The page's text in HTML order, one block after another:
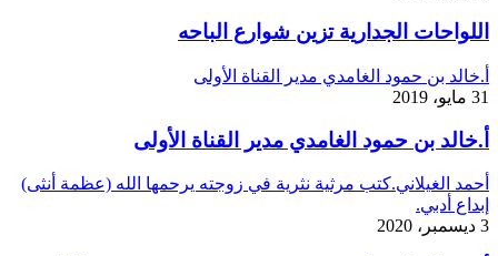
اللواحات الجدارية تزين شوارع الباحه
أ.خالد بن حمود الغامدي مدير القناة الأولى
31 مايو، 2019
أ.خالد بن حمود الغامدي مدير القناة الأولى
أحمد الغيلاني.كتب مرثية نثرية في زوجته يرحمها الله (عظمة أنثى)
إبداع أدبي.
3 ديسمبر، 2020